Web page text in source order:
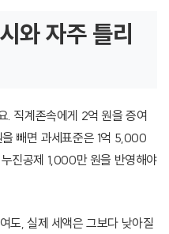
와 자주 틀리
. 직계존속에게 2억 원을 증여
빼면 과세표준은 1억 5,000
진공제 1,000만 원을 반영해야
도, 실제 세액은 그보다 낮아질